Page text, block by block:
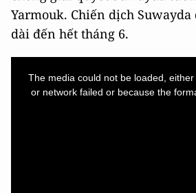
Yarmouk. Chiến dịch
dài đến hết tháng 6.
The media could not be loaded,
or network failed or because the